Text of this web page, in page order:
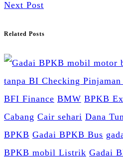
Next Post
Related Posts
BFI Finance BMW BPKB
Cabang Cair sehari Dana
BPKB Gadai BPKB Bus
BPKB mobil Listrik Gadai